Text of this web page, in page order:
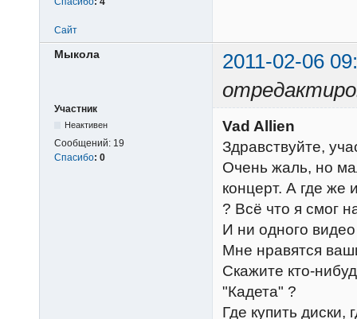
Сайт
Мыкола
2011-02-06
Участник
Неактивен
Сообщений: 19
Спасибо: 0
Vad Allien
Здравствуйте,
Очень жаль, но
концерт. А где же
? Всё что я смог
И ни одного
Мне нравятся
Скажите кто-
"Кадета" ?
Где купить